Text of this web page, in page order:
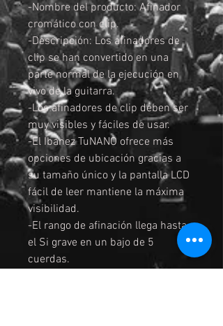
-Nombre del producto: Afinador
cromático con clip.
-Descripción: Los afinadores de
clip se han convertido en una
parte normal de la ejecución en
vivo de la guitarra.
-Los afinadores de clip deben ser
muy visibles y fáciles de usar.
-El Ibanez TuNANO ofrece más
opciones de ubicación gracias a
su tamaño único y la pantalla LCD
fácil de leer mantiene la máxima
visibilidad.
-El rango de afinación llega hasta
el Si grave en un bajo de 5
cuerdas.